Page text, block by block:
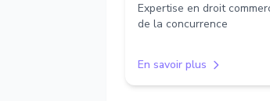
Expertise en droit
de la concurrence
En savoir plus